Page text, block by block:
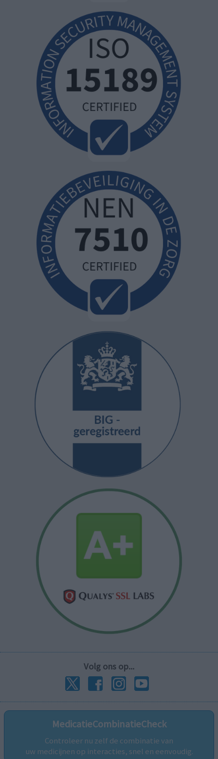
Volg ons op...
MedicatieCombinatieCheck
Controleer nu zelf de combinatie van
uw medicijnen op interacties, snel en eenvoudig.